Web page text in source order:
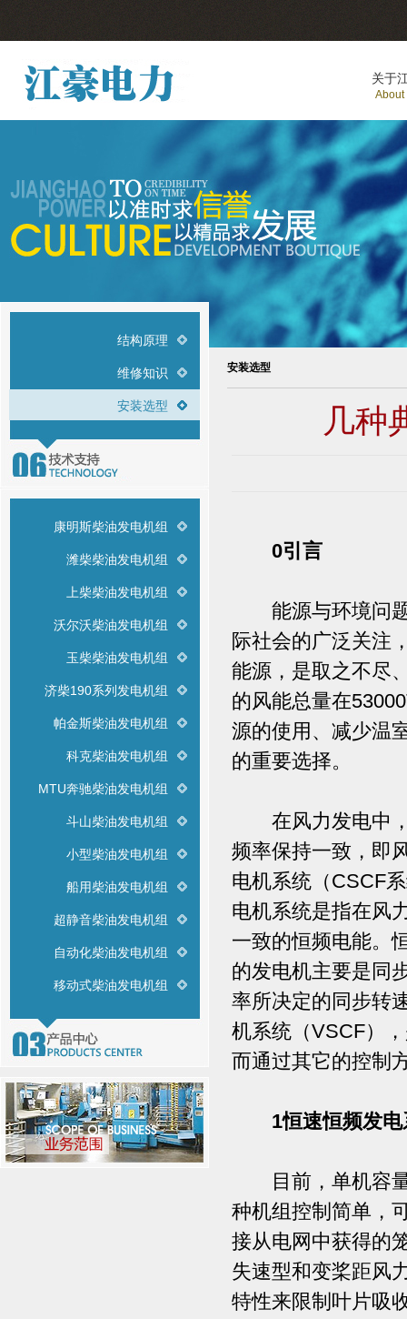
关于
About
结构原理
维修知识
安装选型
康明斯柴油发电机组
潍柴柴油发电机组
上柴柴油发电机组
沃尔沃柴油发电机组
玉柴柴油发电机组
济柴190系列发电机组
帕金斯柴油发电机组
科克柴油发电机组
MTU奔驰柴油发电机组
斗山柴油发电机组
小型柴油发电机组
船用柴油发电机组
超静音柴油发电机组
自动化柴油发电机组
移动式柴油发电机组
安装选型
几种
0引言
能源与环境问题
际社会的广泛关注
能源，是取之不尽
的风能总量在
源的使用、减少温
的重要选择。
在风力发电中，
频率保持一致，即
电机系统（CSCF
电机系统是指在风
一致的恒频电能。
的发电机主要是同
率所决定的同步转
机系统（VSCF）
而通过其它的控制
1恒速恒频发电
目前，单机容量
种机组控制简单，
接从电网中获得的
失速型和变桨距风
特性来限制叶片吸